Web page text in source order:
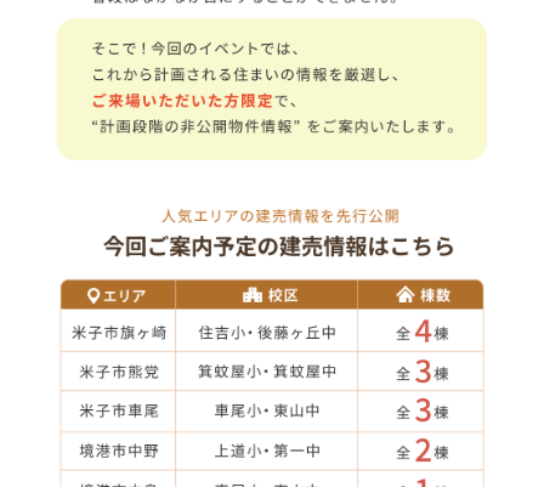
1.会社の知名度が高い
2.知り合いの評判
3.価格が予算内に収まりそう
4.立地が希望条件にあっている
6.水回り(キッチン、お風呂、洗面、トイレ等)の
仕様が良さそう
7.断熱・気密に優れている
8.耐震性に優れている
9.アフターサービス・保証が充実している
10.希望の入居時期に間に合いそう
11.その他